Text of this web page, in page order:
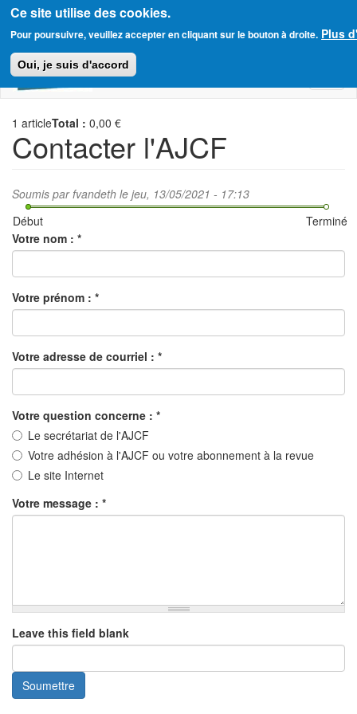
Ce site utilise des cookies.
Pour poursuivre, veuillez accepter en cliquant sur le bouton à droite. Plus
Oui, je suis d'accord
au
contenu
principal
Amitié Judéo-Chrétienne de France
1 articleTotal : 0,00 €
Contacter l'AJCF
Soumis parfvandeth le jeu, 13/05/2021 - 17:13
Début
Terminé
Votre nom : *
Votre prénom : *
Votre adresse de courriel : *
Votre question concerne : *
Le secrétariat de l'AJCF
Votre adhésion à l'AJCF ou votre abonnement à la revue
Le site Internet
Votre message : *
Leave this field blank
Soumettre